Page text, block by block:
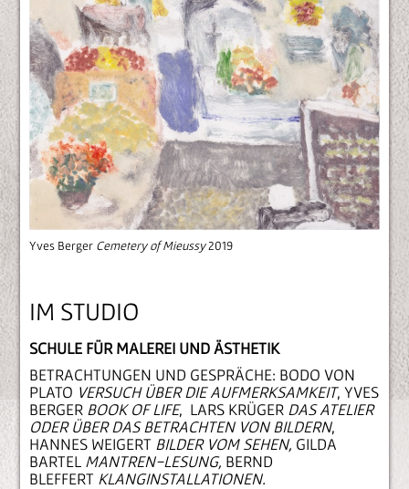
Yves Berger Cemetery of Mieussy2019
IM STUDIO
SCHULE FÜR MALEREI UND ÄSTHETIK
BETRACHTUNGEN UND GESPRÄCHE: BODO VON
PLATO VERSUCH ÜBER DIE AUFMERKSAMKEIT, YVES
BERGER BOOK OF LIFE, LARS KRÜGER DAS ATELIER
ODER ÜBER DAS BETRACHTEN VON BILDERN,
HANNES WEIGERT BILDER VOM SEHEN, GILDA
BARTEL MANTREN-LESUNG, BERND
BLEFFERT KLANGINSTALLATIONEN.